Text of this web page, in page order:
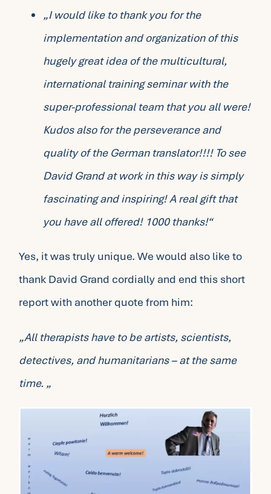
„I would like to thank you for the
implementation and organization of this
hugely great idea of the multicultural,
international training seminar with the
super-professional team that you all were!
Kudos also for the perseverance and
quality of the German translator!!!! To see
David Grand at work in this way is simply
fascinating and inspiring! A real gift that
you have all offered! 1000 thanks!“
Yes, it was truly unique. We would also like to
thank David Grand cordially and end this short
report with another quote from him:
„All therapists have to be artists, scientists,
detectives, and humanitarians – at the same
time. „